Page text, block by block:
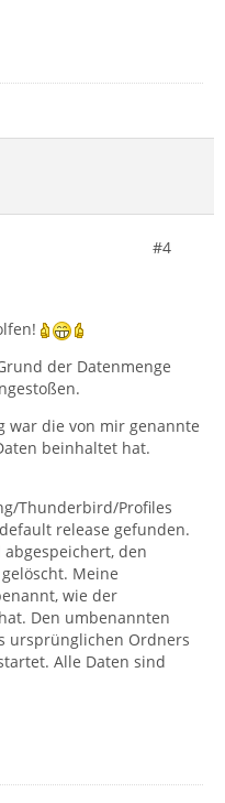
#4
der Datenmenge
war die von mir genannte
beinhaltet hat.
Thunderbird/Profiles
release gefunden.
den
Meine
wie der
Den umbenannten
ursprünglichen Ordners
Alle Daten sind